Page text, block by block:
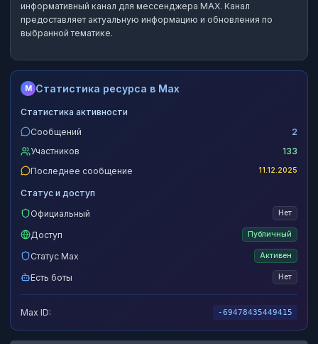
информативный канал для мессенджера MAX. Канал
предоставляет актуальную информацию и обновления по
выбранной тематике.
M Статистика ресурса в Max
Статистика активности
Сообщений
2
Участников
133
Последнее сообщение
11.12.2025
Статус и доступ
Официальный
Нет
Доступ Публичный
Статус Max Активен
Есть боты Нет
Max ID: -69478435449415